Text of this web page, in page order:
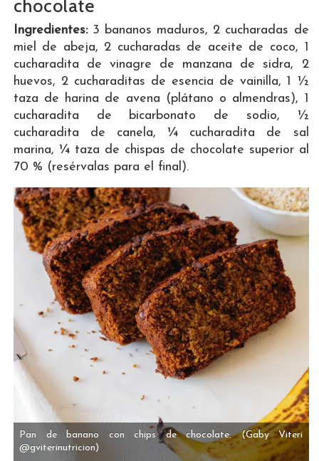
chocolate
Ingredientes: 3 bananos maduros, 2 cucharadas de
miel de abeja, 2 cucharadas de aceite de coco, 1
cucharadita de vinagre de manzana de sidra, 2
huevos, 2 cucharaditas de esencia de vainilla, 1 ½
taza de harina de avena (plátano o almendras), 1
cucharadita de bicarbonato de sodio, ½
cucharadita de canela, ¼ cucharadita de sal
marina, ¼ taza de chispas de chocolate superior al
70 % (resérvalas para el final).
Pan de banano con chips de chocolate.
(Gaby Viteri
@gviterinutricion)